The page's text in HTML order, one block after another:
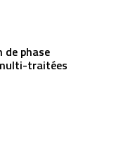
de phase
traitées